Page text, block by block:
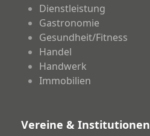
Dienstleistung
Gastronomie
Gesundheit/Fitness
Handel
Handwerk
Immobilien
Vereine & Institutionen